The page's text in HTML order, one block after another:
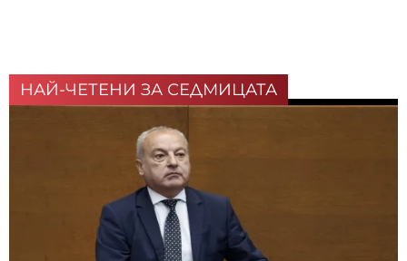
НАЙ-ЧЕТЕНИ ЗА СЕДМИЦАТА